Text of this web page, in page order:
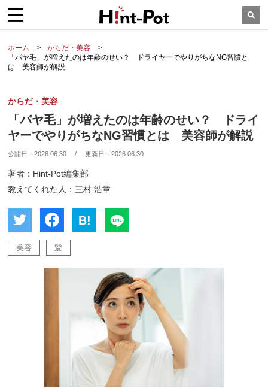
ホーム
からだ・美容
「パヤ毛」が増えたのは年齢のせい？ ドライヤーでやりがちなNG習慣と
は 美容師が解説
からだ・美容
「パヤ毛」が増えたのは年齢のせい？ ドライ
ヤーでやりがちなNG習慣とは 美容師が解説
公開日：2026.06.30 / 更新日：2026.06.30
著者：Hint-Pot編集部
教えてくれた人：三村 浩章
B!
美容 髪